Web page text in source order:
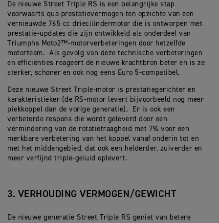
De nieuwe Street Triple RS is een belangrijke stap
voorwaarts qua prestatievermogen ten opzichte van een
vernieuwde 765 cc driecilindermotor die is ontworpen met
prestatie-updates die zijn ontwikkeld als onderdeel van
Triumphs Moto2™-motorverbeteringen door hetzelfde
motorteam. Als gevolg van deze technische verbeteringen
en efficiënties reageert de nieuwe krachtbron beter en is ze
sterker, schoner en ook nog eens Euro 5-compatibel.
Deze nieuwe Street Triple-motor is prestatiegerichter en
karakteristieker (de RS-motor levert bijvoorbeeld nog meer
piekkoppel dan de vorige generatie). Er is ook een
verbeterde respons die wordt geleverd door een
vermindering van de rotatietraagheid met 7% voor een
merkbare verbetering van het koppel vanaf onderin tot en
met het middengebied, dat ook een helderder, zuiverder en
meer verfijnd triple-geluid oplevert.
3. VERHOUDING VERMOGEN/GEWICHT
De nieuwe generatie Street Triple RS geniet van betere